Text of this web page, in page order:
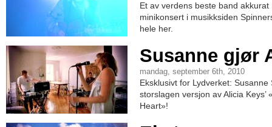
Et av verdens beste band
minikonsert i musikksiden
hele her.
Susanne gjør
mandag, september 6th, 2010
Eksklusivt for Lydverket:
storslagen versjon av Alicia Keys’
Heart»!